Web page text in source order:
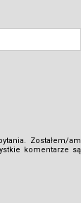
Zostałem/am
komentarze są